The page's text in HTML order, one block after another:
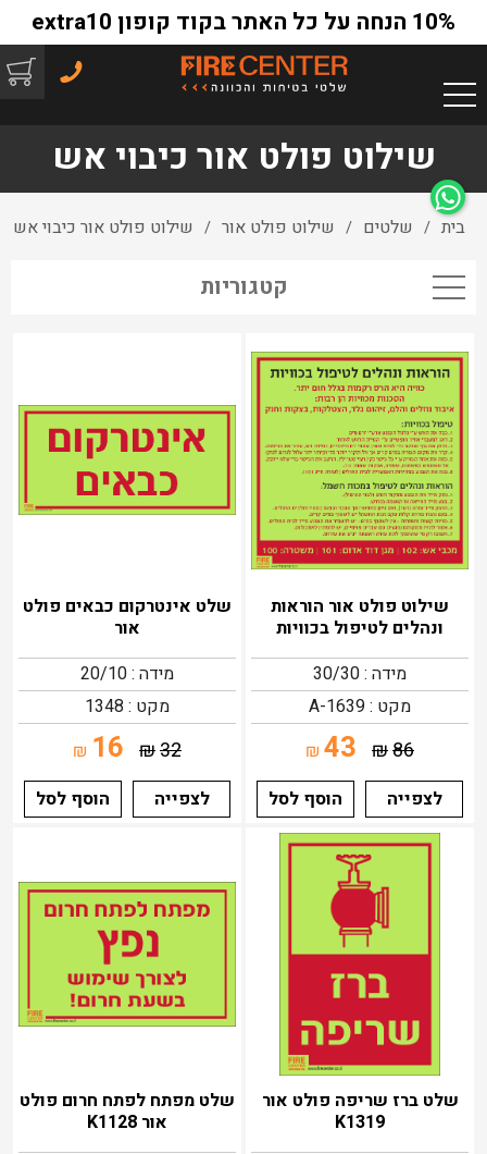
10% הנחה על כל האתר בקוד קופון extra10
שילוט פולט אור כיבוי אש
בית / שלטים / שילוט פולט אור / שילוט פולט אור כיבוי אש
קטגוריות
שילוט פולט אור הוראות
ונהלים לטיפול בכוויות
מידה : 30/30
מקט : 1639-A
86
₪
43
₪
לצפייה
הוסף לסל
שלט אינטרקום כבאים פולט
אור
מידה : 20/10
מקט : 1348
32
₪
16
₪
לצפייה
הוסף לסל
שלט ברז שריפה פולט אור
K1319
שלט מפתח לפתח חרום פולט
אור K1128